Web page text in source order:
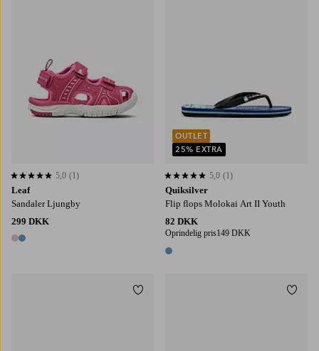
Leaf
Sandaler Ljungby
299 DKK
2 farver
5,0 baseret på 1 bedømmelser
5,0 (1)
Quiksilver
Flip flops Molokai Art II Youth
82 DKK
Oprindelig pris149 DKK
1 farve
5,0 baseret på 1 bedømmelser
5,0 (1)
OUTLET
25% EXTRA
Tilføj til favoritter